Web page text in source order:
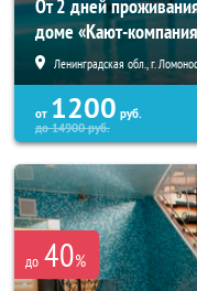
От 2 дней
доме «Кают-
Ленинградская обл., г.
от 1200 руб.
до14900руб.
до 40%